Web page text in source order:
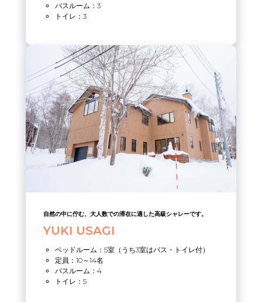
バスルーム：3
トイレ：3
自然の中に佇む、大人数での滞在に適した高級シャレーです。
YUKI USAGI
ベッドルーム：5室（うち3室はバス・トイレ付）
定員：10～14名
バスルーム：4
トイレ：5